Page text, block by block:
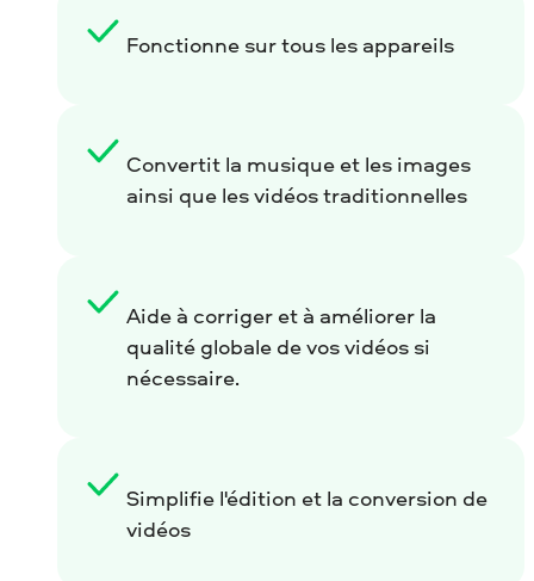
Fonctionne sur tous les appareils
Convertit la musique et les images
ainsi que les vidéos traditionnelles
Aide à corriger et à améliorer la
qualité globale de vos vidéos si
nécessaire.
Simplifie l'édition et la conversion de
vidéos